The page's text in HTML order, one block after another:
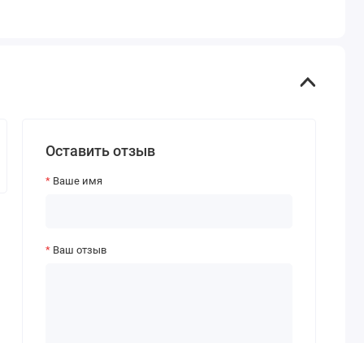
Оставить отзыв
Ваше имя
Ваш отзыв